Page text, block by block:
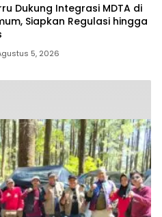
Dukung Integrasi MDTA di
Siapkan Regulasi hingga
5, 2026